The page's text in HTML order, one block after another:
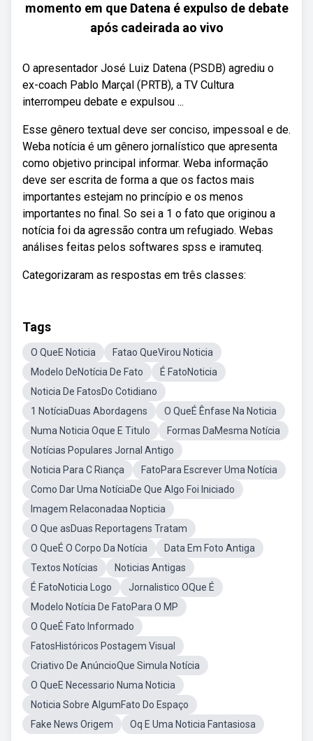
momento em que Datena é expulso de debate
após cadeirada ao vivo
O apresentador José Luiz Datena (PSDB) agrediu o
ex-coach Pablo Marçal (PRTB), a TV Cultura
interrompeu debate e expulsou ...
Esse gênero textual deve ser conciso, impessoal e de.
Weba notícia é um gênero jornalístico que apresenta
como objetivo principal informar. Weba informação
deve ser escrita de forma a que os factos mais
importantes estejam no princípio e os menos
importantes no final. So sei a 1 o fato que originou a
notícia foi da agressão contra um refugiado. Webas
análises feitas pelos softwares spss e iramuteq.
Categorizaram as respostas em três classes:
Tags
O QueE Noticia
Fatao QueVirou Noticia
Modelo DeNotícia De Fato
É FatoNoticia
Noticia De FatosDo Cotidiano
1 NotíciaDuas Abordagens
O QueÉ Ênfase Na Noticia
Numa Noticia Oque E Titulo
Formas DaMesma Notícia
Notícias Populares Jornal Antigo
Noticia Para C Riança
FatoPara Escrever Uma Notícia
Como Dar Uma NotíciaDe Que Algo Foi Iniciado
Imagem Relaconadaa Nopticia
O Que asDuas Reportagens Tratam
O QueÉ O Corpo Da Notícia
Data Em Foto Antiga
Textos Notícias
Noticias Antigas
É FatoNoticia Logo
Jornalistico OQue É
Modelo Notícia De FatoPara O MP
O QueÉ Fato Informado
FatosHistóricos Postagem Visual
Criativo De AnúncioQue Simula Notícia
O QueE Necessario Numa Noticia
Noticia Sobre AlgumFato Do Espaço
Fake News Origem
Oq E Uma Noticia Fantasiosa